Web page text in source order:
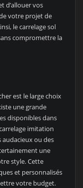
d’allouer vos
votre projet de
le carrelage sol
compromettre la
est le large choix
une grande
disponibles dans
imitation
ou des
une
style. Cette
et personnalisés
votre budget.